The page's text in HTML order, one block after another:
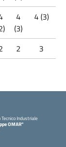
4
(3)
4 (3)
2 3
Industriale
OMAR"